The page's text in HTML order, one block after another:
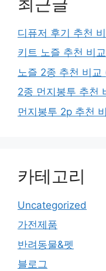
디퓨저 후기 추천
키트 노즐 추천 비
노즐 2종 추천 비교
2종 먼지봉투 추천
먼지봉투 2p 추천
카테고리
Uncategorized
가전제품
반려동물&펫
블로그